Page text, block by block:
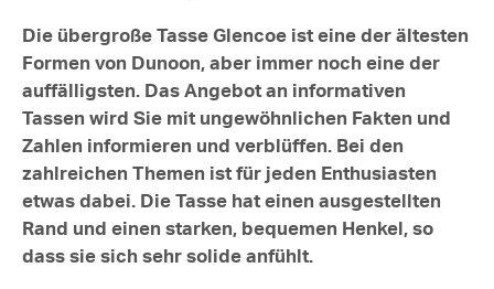
Die übergroße Tasse Glencoe ist eine der ältesten
Formen von Dunoon, aber immer noch eine der
auffälligsten. Das Angebot an informativen
Tassen wird Sie mit ungewöhnlichen Fakten und
Zahlen informieren und verblüffen. Bei den
zahlreichen Themen ist für jeden Enthusiasten
etwas dabei. Die Tasse hat einen ausgestellten
Rand und einen starken, bequemen Henkel, so
dass sie sich sehr solide anfühlt.